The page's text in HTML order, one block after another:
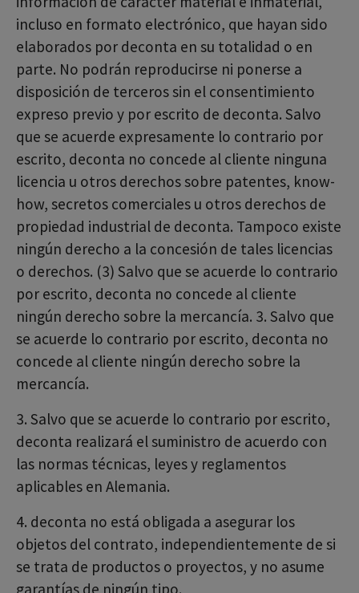
incluso en formato electrónico, que hayan sido
elaborados por deconta en su totalidad o en
parte. No podrán reproducirse ni ponerse a
disposición de terceros sin el consentimiento
expreso previo y por escrito de deconta. Salvo
que se acuerde expresamente lo contrario por
escrito, deconta no concede al cliente ninguna
licencia u otros derechos sobre patentes, know-
how, secretos comerciales u otros derechos de
propiedad industrial de deconta. Tampoco existe
ningún derecho a la concesión de tales licencias
o derechos. (3) Salvo que se acuerde lo contrario
por escrito, deconta no concede al cliente
ningún derecho sobre la mercancía. 3. Salvo que
se acuerde lo contrario por escrito, deconta no
concede al cliente ningún derecho sobre la
mercancía.
3. Salvo que se acuerde lo contrario por escrito,
deconta realizará el suministro de acuerdo con
las normas técnicas, leyes y reglamentos
aplicables en Alemania.
4. deconta no está obligada a asegurar los
objetos del contrato, independientemente de si
se trata de productos o proyectos, y no asume
garantías de ningún tipo.